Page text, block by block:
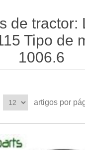
de tractor:
Tipo de
1006.6
artigos por